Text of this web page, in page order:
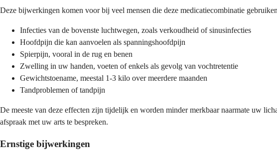
Deze bijwerkingen komen voor bij veel mensen die deze medicatiecombinatie
Infecties van de bovenste luchtwegen, zoals verkoudheid of sinusinfecties
Hoofdpijn die kan aanvoelen als spanningshoofdpijn
Spierpijn, vooral in de rug en benen
Zwelling in uw handen, voeten of enkels als gevolg van vochtretentie
Gewichtstoename, meestal 1-3 kilo over meerdere maanden
Tandproblemen of tandpijn
De meeste van deze effecten zijn tijdelijk en worden minder merkbaar naarmate uw
afspraak met uw arts te bespreken.
Ernstige bijwerkingen